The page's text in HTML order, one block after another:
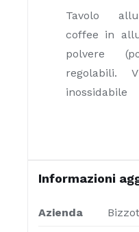
Tavolo
coffee in
polvere
regolabili.
inossidabile
Informazioni
Azienda